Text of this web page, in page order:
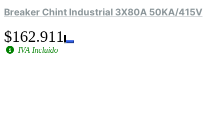
Breaker Chint Industrial 3X80A 50KA/415V
$162.911
IVA Incluido